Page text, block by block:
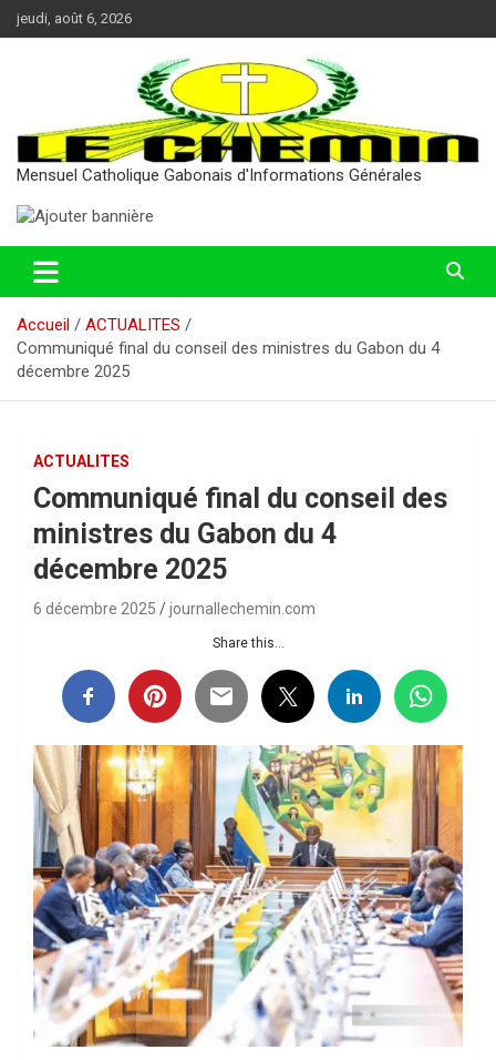
Aller
au
jeudi, août 6, 2026
Mensuel Catholique Gabonais d'Informations Générales
Accueil
ACTUALITES
Communiqué final du conseil des ministres du Gabon du 4
décembre 2025
ACTUALITES
Communiqué final du conseil des
ministres du Gabon du 4
décembre 2025
6 décembre 2025 journallechemin.com
Share this...